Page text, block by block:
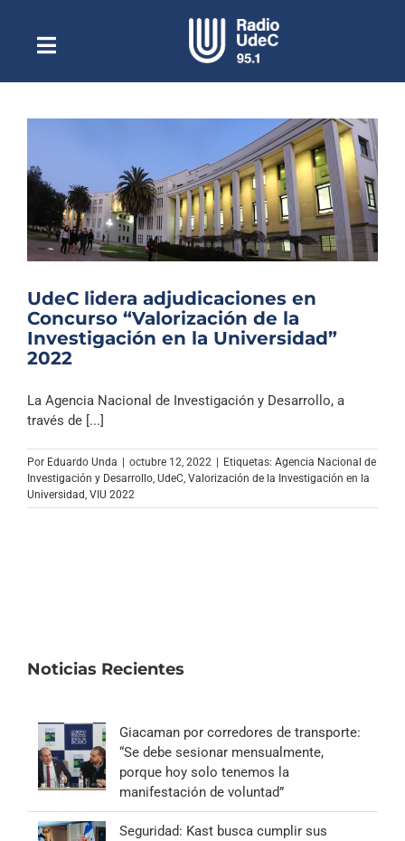
contenidoToggle
NavigationEscuchar Radio UdeC en vivo
Quiénes Somos
Programación
Podcast
Noticias
Columnas
Música Clásica
UdeC lidera adjudicaciones en
Concurso “Valorización de la
Investigación en la Universidad”
2022
La Agencia Nacional de Investigación y Desarrollo, a
través de [...]
Por Eduardo Unda | octubre 12, 2022 | Etiquetas: Agencia Nacional de
Investigación y Desarrollo UdeC Valorización de la Investigación en la
Universidad VIU 2022
Noticias Recientes
Giacaman por corredores de transporte:
“Se debe sesionar mensualmente,
porque hoy solo tenemos la
manifestación de voluntad”
Seguridad: Kast busca cumplir sus